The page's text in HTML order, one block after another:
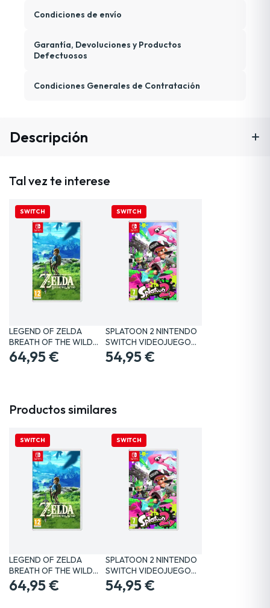
Condiciones de envío
Garantía, Devoluciones y Productos
Defectuosos
Condiciones Generales de Contratación
Descripción
Tal vez te interese
SWITCH
LEGEND OF ZELDA
BREATH OF THE WILD
SWITCH…
64,95 €
SWITCH
SPLATOON 2 NINTENDO
SWITCH VIDEOJUEGO
FÍSICO
54,95 €
Productos similares
SWITCH
LEGEND OF ZELDA
BREATH OF THE WILD
SWITCH…
64,95 €
SWITCH
SPLATOON 2 NINTENDO
SWITCH VIDEOJUEGO
FÍSICO
54,95 €